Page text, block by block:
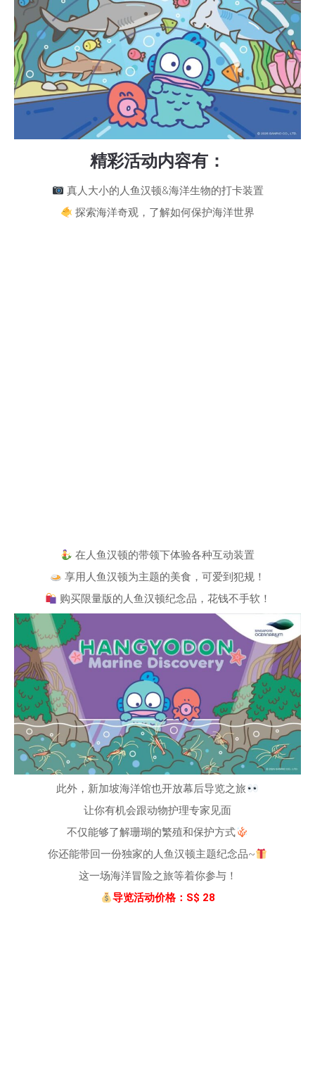
精彩活动内容有：
真人大小的人鱼汉顿&海洋生物的打卡装置
探索海洋奇观，了解如何保护海洋世界
在人鱼汉顿的带领下体验各种互动装置
享用人鱼汉顿为主题的美食，可爱到犯规！
购买限量版的人鱼汉顿纪念品，花钱不手软！
此外，新加坡海洋馆也开放幕后导览之旅
让你有机会跟动物护理专家见面
不仅能够了解珊瑚的繁殖和保护方式
你还能带回一份独家的人鱼汉顿主题纪念品~
这一场海洋冒险之旅等着你参与！
导览活动价格：S$ 28